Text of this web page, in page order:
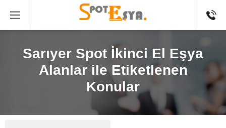
Sarıyer Spot İkinci El Eşya
Alanlar ile Etiketlenen
Konular